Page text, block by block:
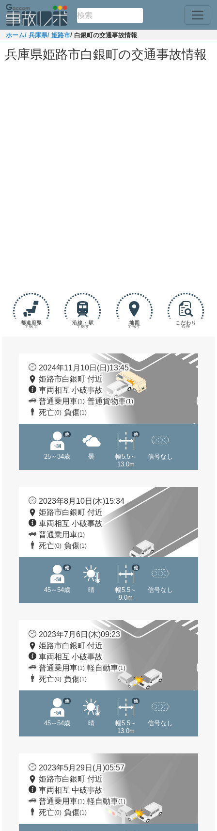
ホーム/ 兵庫県/ 姫路市/ 白銀町の交通事故情報
兵庫県姫路市白銀町の交通事故情報
都道府県
で探す
沿線・駅
で探す
地図
で探す
こだわり
条件
2024年11月10日(日)13:45
姫路市白銀町 付近
車両相互 小破事故
普通乗用車(1) 普通貨物車(1)
死亡(0) 負傷(1)
25～34歳
他
曇
幅5.5～
13.0m
他
信号なし
2023年8月10日(木)15:34
姫路市白銀町 付近
車両相互 小破事故
普通乗用車(1)
死亡(0) 負傷(1)
45～54歳
他
晴
幅5.5～
9.0m
他
信号なし
2023年7月6日(木)09:23
姫路市白銀町 付近
車両相互 小破事故
普通乗用車(1) 軽自動車(1)
死亡(0) 負傷(1)
45～54歳
他
晴
幅5.5～
13.0m
他
信号なし
2023年5月29日(月)05:57
姫路市白銀町 付近
車両相互 中破事故
普通乗用車(1) 軽自動車(1)
死亡(0) 負傷(1)